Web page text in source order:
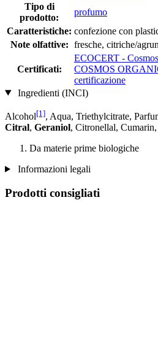
Tipo di
prodotto:
profumo
Caratteristiche: confezione con
Note olfattive: fresche, citriche/
Certificati:
ECOCERT -
COSMOS
certificazione
Ingredienti (INCI)
Alcohol[1], Aqua, Triethylcitrate,
Citral, Geraniol, Citronellal, Cumarin,
Da materie prime biologiche
Informazioni legali
Prodotti consigliati